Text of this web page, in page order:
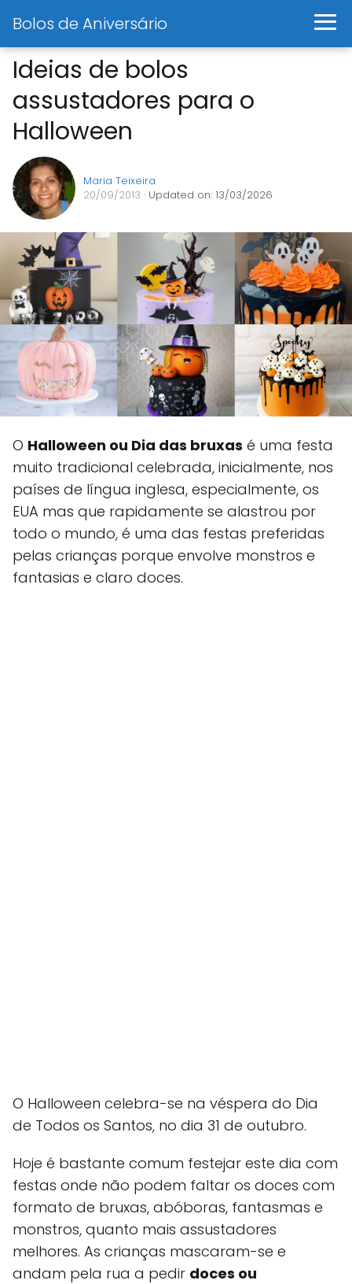
Bolos de Aniversário
Ideias de bolos
assustadores para o
Halloween
Maria Teixeira
20/09/2013 · Updated on: 13/03/2026
O Halloween ou Dia das bruxas é uma festa
muito tradicional celebrada, inicialmente, nos
países de língua inglesa, especialmente, os
EUA mas que rapidamente se alastrou por
todo o mundo, é uma das festas preferidas
pelas crianças porque envolve monstros e
fantasias e claro doces.
O Halloween celebra-se na véspera do Dia
de Todos os Santos, no dia 31 de outubro.
Hoje é bastante comum festejar este dia com
festas onde não podem faltar os doces com
formato de bruxas, abóboras, fantasmas e
monstros, quanto mais assustadores
melhores. As crianças mascaram-se e
andam pela rua a pedir doces ou